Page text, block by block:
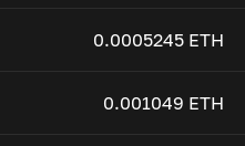
0.0005245 ETH
0.001049 ETH